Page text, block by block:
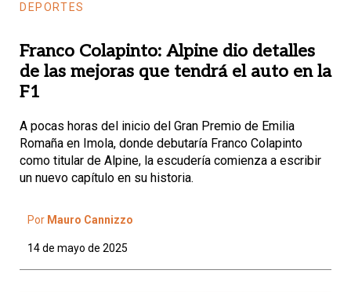
DEPORTES
Franco Colapinto: Alpine dio detalles
de las mejoras que tendrá el auto en la
F1
A pocas horas del inicio del Gran Premio de Emilia
Romaña en Imola, donde debutaría Franco Colapinto
como titular de Alpine, la escudería comienza a escribir
un nuevo capítulo en su historia.
Por Mauro Cannizzo
14 de mayo de 2025